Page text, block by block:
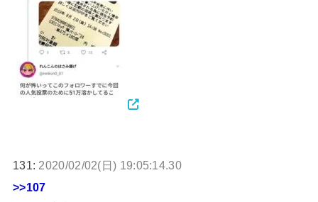
131: 2020/02/02(日) 19:05:14.30
>>107